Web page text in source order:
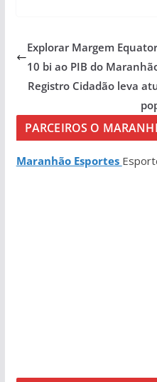
Explorar Margem
10 bi ao PIB do
Registro Cidadão leva
PARCEIROS O
Maranhão Esportes